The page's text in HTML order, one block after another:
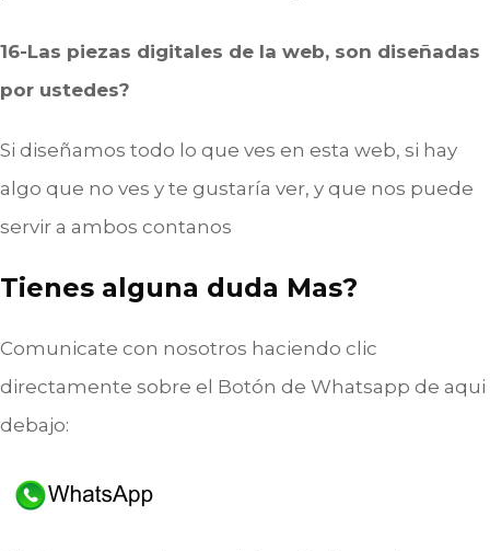
16-Las piezas digitales de la web, son diseñadas
por ustedes?
Si diseñamos todo lo que ves en esta web, si hay
algo que no ves y te gustaría ver, y que nos puede
servir a ambos contanos
Tienes alguna duda Mas?
Comunicate con nosotros haciendo clic
directamente sobre el Botón de Whatsapp de aqui
debajo: